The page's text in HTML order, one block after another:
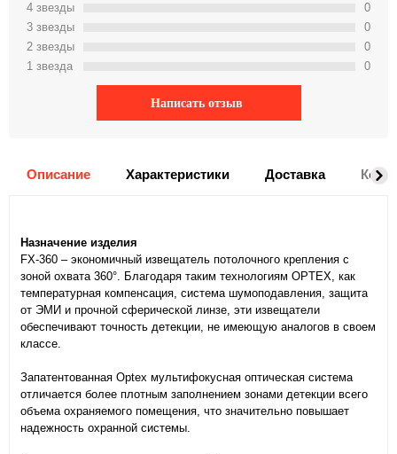
4 звeзды
3 звeзды
2 звeзды
1 звeзда
0
0
0
0
Написать отзыв
Описание Характеристики Доставка
Назначение изделия
FX-360 – экономичный извещатель потолочного крепления с
зоной охвата 360°. Благодаря таким технологиям OPTEX, как
температурная компенсация, система шумоподавления, защита
от ЭМИ и прочной сферической линзе, эти извещатели
обеспечивают точность детекции, не имеющую аналогов в своем
классе.
Запатентованная Optex мультифокусная оптическая система
отличается более плотным заполнением зонами детекции всего
объема охраняемого помещения, что значительно повышает
надежность охранной системы.